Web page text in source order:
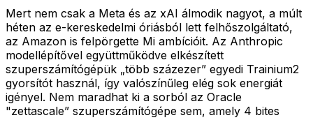
Mert nem csak a Meta és az xAI álmodik nagyot, a múlt
héten az e-kereskedelmi óriásból lett felhőszolgáltató,
az Amazon is felpörgette Mi ambícióit. Az Anthropic
modellépítővel együttműködve elkészített
szuperszámítógépük „több százezer” egyedi Trainium2
gyorsítót használ, így valószínűleg elég sok energiát
igényel. Nem maradhat ki a sorból az Oracle
"zettascale” szuperszámítógépe sem, amely 4 bites